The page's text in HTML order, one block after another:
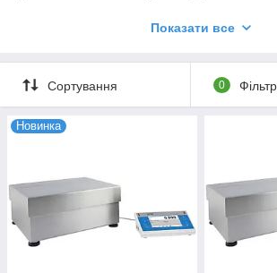
платформи IP 67 і індикатора IP
вимірів (оснащені електромагнітними
автокалібровки
яких необхідна гиря калібрувальна);
✅ Інтерфейси: 2×RS-232, 2xUSB, Wi-
4×IN / 4×OUT;
✅ Надається декларація відповідності;
✅ Опціонально, надається сертифікат
Показати все
Сортування 0
Новинка